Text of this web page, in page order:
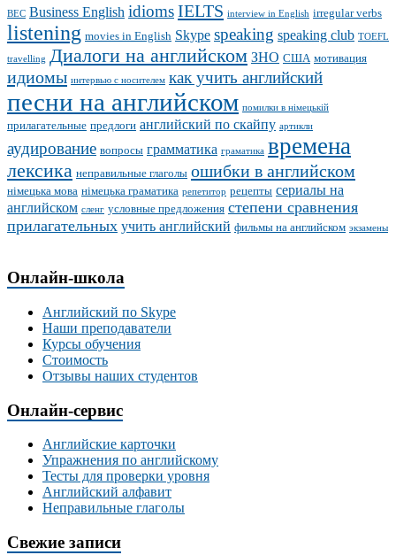
BEC Business English idiomsIELTS interview in English irregular verbs
listening movies in English Skype speaking speaking club TOEFL
travelling Диалоги на английском ЗНО США мотивация
идиомы интервью с носителем как учить английский
песни на английском помилки в німецькій
прилагательные предлоги английский по скайпу артикли
аудирование вопросы грамматика граматика времена
лексика неправильные глаголы ошибки в английском
німецька мова німецька граматика репетитор рецепты сериалы на
английском сленг условные предложения степени сравнения
прилагательных учить английский фильмы на английском экзамены
Онлайн-школа
Английский по Skype
Наши преподаватели
Курсы обучения
Стоимость
Отзывы наших студентов
Онлайн-сервис
Английские карточки
Упражнения по английскому
Тесты для проверки уровня
Английский алфавит
Неправильные глаголы
Свежие записи